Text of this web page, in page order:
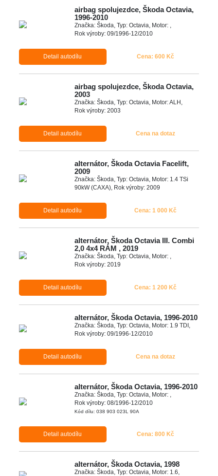
airbag spolujezdce, Škoda Octavia,
1996-2010
Značka: Škoda, Typ: Octavia, Motor: ,
Rok výroby: 09/1996-12/2010
Detail autodílu Cena: 600 Kč
airbag spolujezdce, Škoda Octavia,
2003
Značka: Škoda, Typ: Octavia, Motor: ALH,
Rok výroby: 2003
Detail autodílu Cena na dotaz
alternátor, Škoda Octavia Facelift,
2009
Značka: Škoda, Typ: Octavia, Motor: 1.4 TSi
90kW (CAXA), Rok výroby: 2009
Detail autodílu Cena: 1 000 Kč
alternátor, Škoda Octavia III. Combi
2,0 4x4 RÁM , 2019
Značka: Škoda, Typ: Octavia, Motor: ,
Rok výroby: 2019
Detail autodílu Cena: 1 200 Kč
alternátor, Škoda Octavia, 1996-2010
Značka: Škoda, Typ: Octavia, Motor: 1.9 TDI,
Rok výroby: 09/1996-12/2010
Detail autodílu Cena na dotaz
alternátor, Škoda Octavia, 1996-2010
Značka: Škoda, Typ: Octavia, Motor: ,
Rok výroby: 08/1996-12/2010
Kód dílu: 038 903 023L 90A
Detail autodílu Cena: 800 Kč
alternátor, Škoda Octavia, 1998
Značka: Škoda, Typ: Octavia, Motor: 1.6,